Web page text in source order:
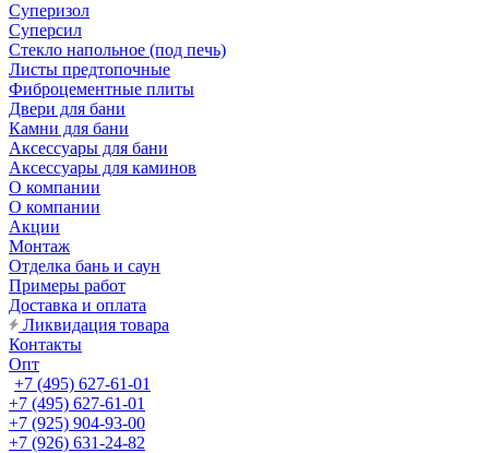
Суперизол
Суперсил
Стекло напольное (под печь)
Листы предтопочные
Фиброцементные плиты
Двери для бани
Камни для бани
Аксессуары для бани
Аксессуары для каминов
О компании
О компании
Акции
Монтаж
Отделка бань и саун
Примеры работ
Доставка и оплата
Ликвидация товара
Контакты
Опт
+7 (495) 627-61-01
+7 (495) 627-61-01
+7 (925) 904-93-00
+7 (926) 631-24-82